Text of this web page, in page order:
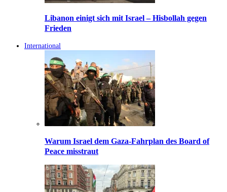
Libanon einigt sich mit Israel – Hisbollah gegen
Frieden
International
Warum Israel dem Gaza-Fahrplan des Board of
Peace misstraut